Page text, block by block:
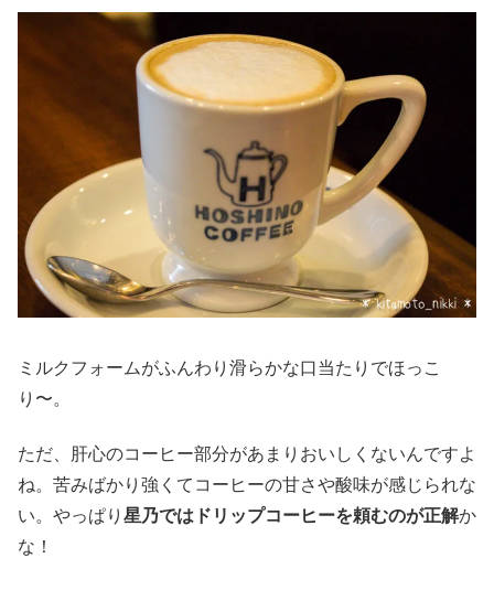
ミルクフォームがふんわり滑らかな口当たりでほっこ
り〜。
ただ、肝心のコーヒー部分があまりおいしくないんですよ
ね。苦みばかり強くてコーヒーの甘さや酸味が感じられな
い。やっぱり 星乃ではドリップコーヒーを頼むのが正解か
な！